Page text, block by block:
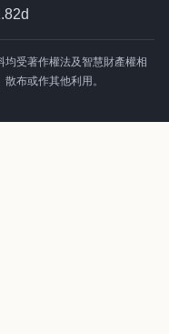
受著作權法及智慧財產權相
布或作其他利用。